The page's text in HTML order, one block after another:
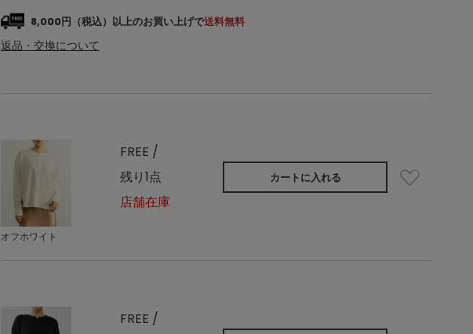
8,000円（税込）以上のお買い上げで送料無料
返品・交換について
オフホワイト
FREE /
残り1点
店舗在庫
カートに入れる
FREE /